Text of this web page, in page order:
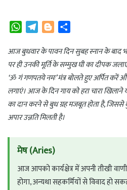
W
a
t
s
A
p
p
l
e
g
r
a
m
o
g
g
e
r
a
r
e
आज बुधवार के पावन दिन सुबह स्नान के बाद
पर ही उनकी मूर्ति के सम्मुख घी का दीपक
‘ॐ गं गणपतये नमः’ मंत्र बोलते हुए अर्पित
लगाएं। आज के दिन गाय को हरा चारा
का दान करने से बुध ग्रह मजबूत होता है, जिससे
अपार उन्नति मिलती है।
मेष (Aries)
आज आपको कार्यक्षेत्र में अपनी तीखी
होगा, अन्यथा सहकर्मियों से विवाद हो